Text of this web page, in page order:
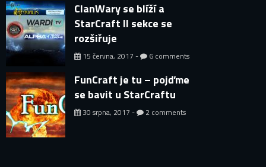
ClanWary se blíží a
StarCraft II sekce se
rozšiřuje
15 června, 2017 - 6 comments
FunCraft je tu – pojďme
se bavit u StarCraftu
30 srpna, 2017 - 2 comments